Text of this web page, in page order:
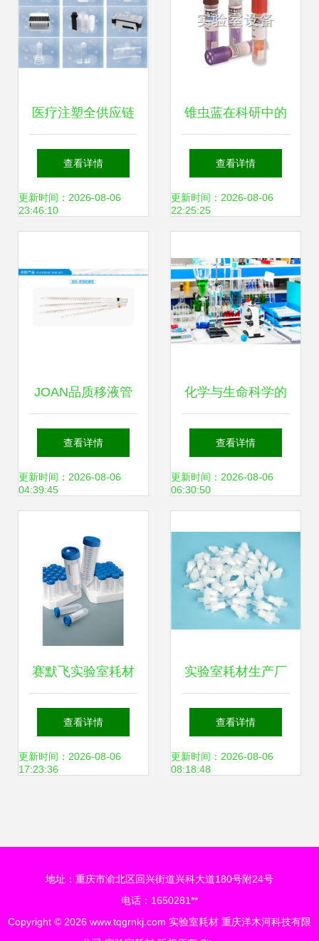
医疗注塑全供应链
覆盖，降本看这不
用愁！——聚焦实
解决之道
查看详情
更新时间：2026-08-06
23:46:10
锥虫蓝在科研中的
应用与上海科兴实
验室设备供应的优
查看详情
更新时间：2026-08-06
22:25:25
JOAN品质移液管
泵助吸器 精准实验
室的得力助手
查看详情
更新时间：2026-08-06
04:39:45
化学与生命科学的
交融 现代实验室中
的抽象研究与技术
查看详情
更新时间：2026-08-06
06:30:50
赛默飞实验室耗材
产品全解析 品质与
创新的融合
查看详情
更新时间：2026-08-06
17:23:36
实验室耗材生产厂
家 必途推荐 产品
展示
查看详情
更新时间：2026-08-06
08:18:48
地址：重庆市渝北区回兴街道兴科大道180号附24号
电话：1650281**
Copyright © 2026 www.tqgrnkj.com 实验室耗材 重庆洋木河科技有限